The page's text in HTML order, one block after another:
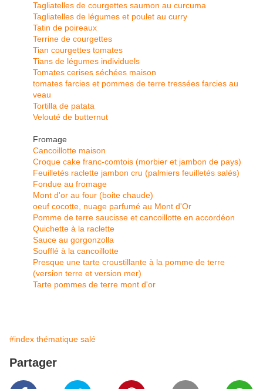
Tagliatelles de courgettes saumon au curcuma
Tagliatelles de légumes et poulet au curry
Tatin de poireaux
Terrine de courgettes
Tian courgettes tomates
Tians de légumes individuels
Tomates cerises séchées maison
tomates farcies et pommes de terre tressées farcies au
veau
Tortilla de patata
Velouté de butternut
Fromage
Cancoillotte maison
Croque cake franc-comtois (morbier et jambon de pays)
Feuilletés raclette jambon cru (palmiers feuilletés salés)
Fondue au fromage
Mont d'or au four (boite chaude)
oeuf cocotte, nuage parfumé au Mont d'Or
Pomme de terre saucisse et cancoillotte en accordéon
Quichette à la raclette
Sauce au gorgonzolla
Soufflé à la cancoillotte
Presque une tarte croustillante à la pomme de terre
(version terre et version mer)
Tarte pommes de terre mont d'or
#index thématique salé
Partager